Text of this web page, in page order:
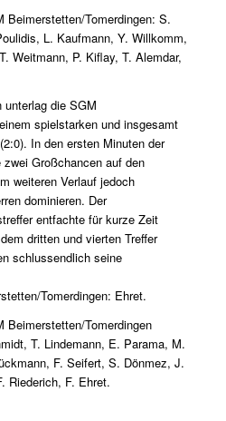
Beimerstetten/Tomerdingen: S.
L. Kaufmann, Y. Willkomm,
Weitmann, P. Kiflay, T. Alemdar,
die SGM
spielstarken und insgesamt
In den ersten Minuten der
Großchancen auf den
weiteren Verlauf jedoch
dominieren. Der
entfachte für kurze Zeit
dritten und vierten Treffer
schlussendlich seine
Tomerdingen: Ehret.
Beimerstetten/Tomerdingen
T. Lindemann, E. Parama, M.
F. Seifert, S. Dönmez, J.
Riederich, F. Ehret.